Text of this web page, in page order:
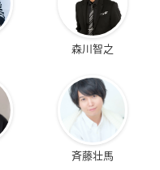
森川智之
斉藤壮馬